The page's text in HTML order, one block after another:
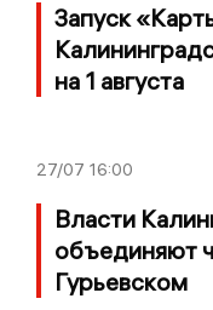
Запуск
на 1 августа
27/07 16:00
Власти
объединяют
Гурьевском